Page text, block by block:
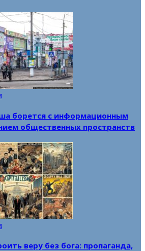
борется с информационным
общественных пространств
веру без бога: пропаганда,